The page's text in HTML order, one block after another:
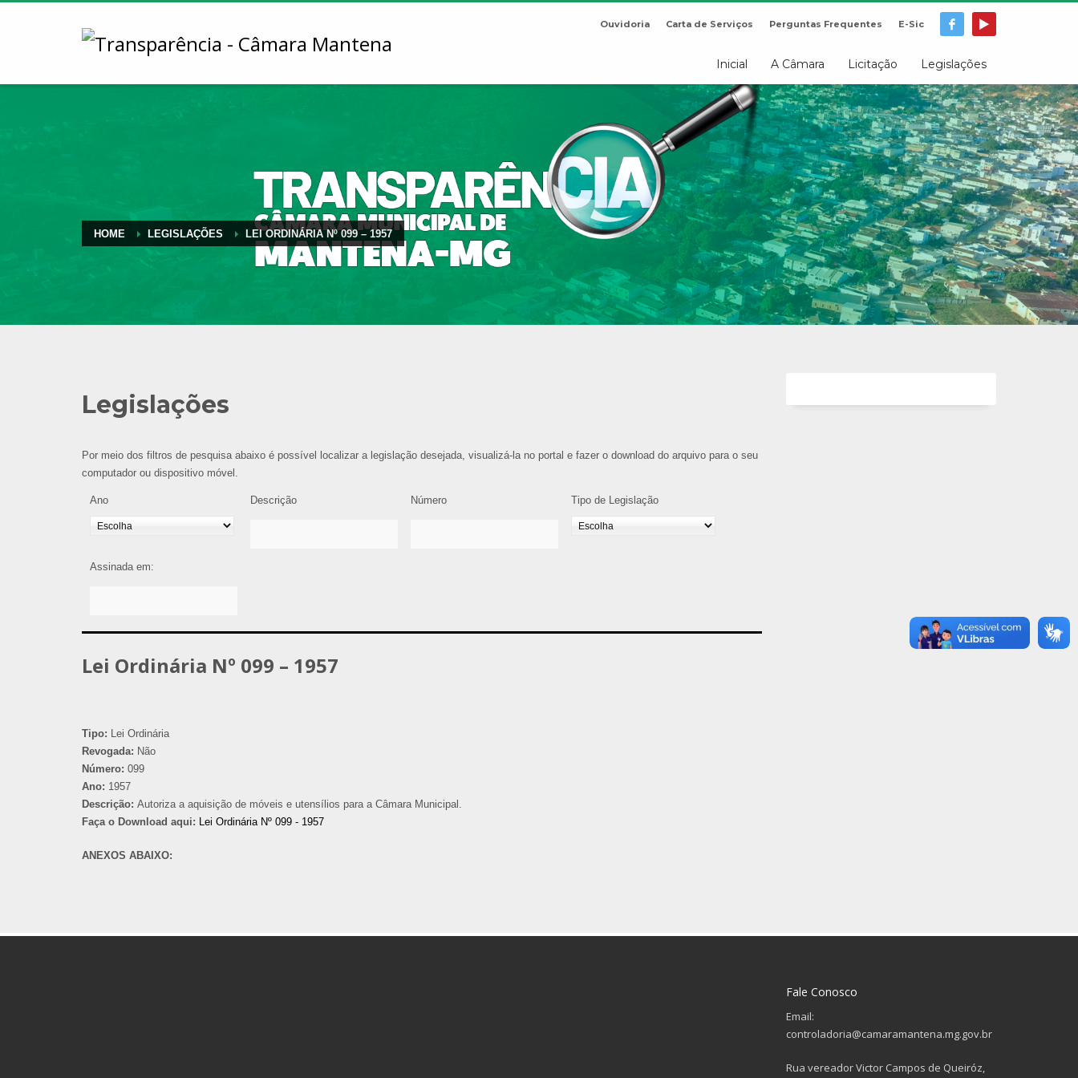
Ouvidoria Carta de Serviços Perguntas Frequentes E-Sic
Inicial A Câmara Licitação Legislações
HOME LEGISLAÇÕES LEI ORDINÁRIA Nº 099 – 1957
Legislações
Por meio dos filtros de pesquisa abaixo é possível localizar a legislação desejada, visualizá-la no portal e fazer o download do arquivo para o seu
computador ou dispositivo móvel.
Ano Descrição Número Tipo de Legislação
Assinada em:
Lei Ordinária Nº 099 – 1957
Tipo: Lei Ordinária
Revogada: Não
Número: 099
Ano: 1957
Descrição: Autoriza a aquisição de móveis e utensílios para a Câmara Municipal.
Faça o Download aqui: Lei Ordinária Nº 099 - 1957
ANEXOS ABAIXO:
Fale Conosco
Email:
controladoria@camaramantena.mg.gov.br
Rua vereador Victor Campos de Queiróz,